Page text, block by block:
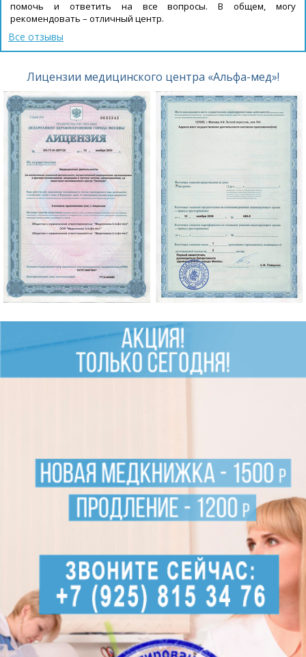
помочь и ответить на все вопросы. В общем, могу
рекомендовать – отличный центр.
Все отзывы
Лицензии медицинского центра «Альфа-мед»!